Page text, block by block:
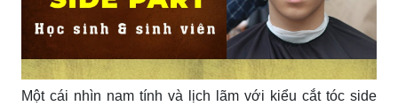
Một cái nhìn nam tính và lịch lãm với kiểu cắt tóc side